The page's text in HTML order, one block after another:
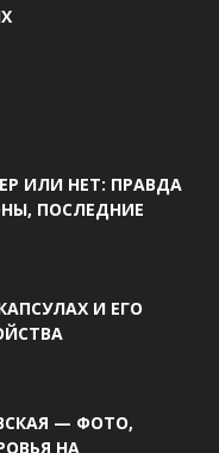
ИЛИ НЕТ: ПРАВДА
ПОСЛЕДНИЕ
И ЕГО
— ФОТО,
НА